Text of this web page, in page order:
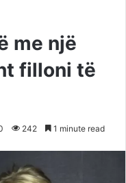
me një
filloni të
242 1 minute read